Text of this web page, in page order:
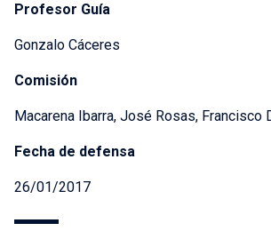
Profesor Guía
Gonzalo Cáceres
Comisión
Macarena Ibarra, José Rosas, Francisco
Fecha de defensa
26/01/2017